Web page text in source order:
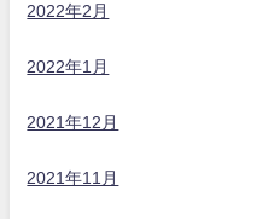
2022年2月
2022年1月
2021年12月
2021年11月